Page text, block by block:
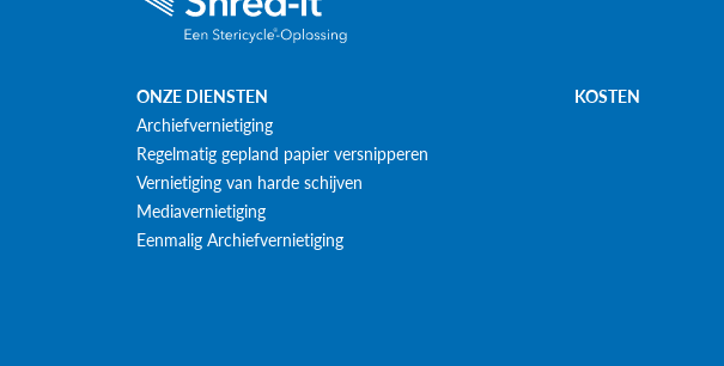
ONZE DIENSTEN
Archiefvernietiging
Regelmatig gepland papier versnipperen
Vernietiging van harde schijven
Mediavernietiging
Eenmalig Archiefvernietiging
KOSTEN